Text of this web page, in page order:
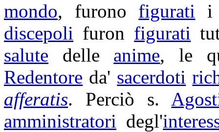
mondo, furono figurati
discepoli furon figurati
salute delle anime, le
Redentore da' sacerdoti
afferatis. Perciò s.
amministratori degl'